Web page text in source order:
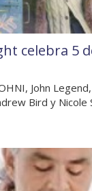
celebra 5
John
Bird y